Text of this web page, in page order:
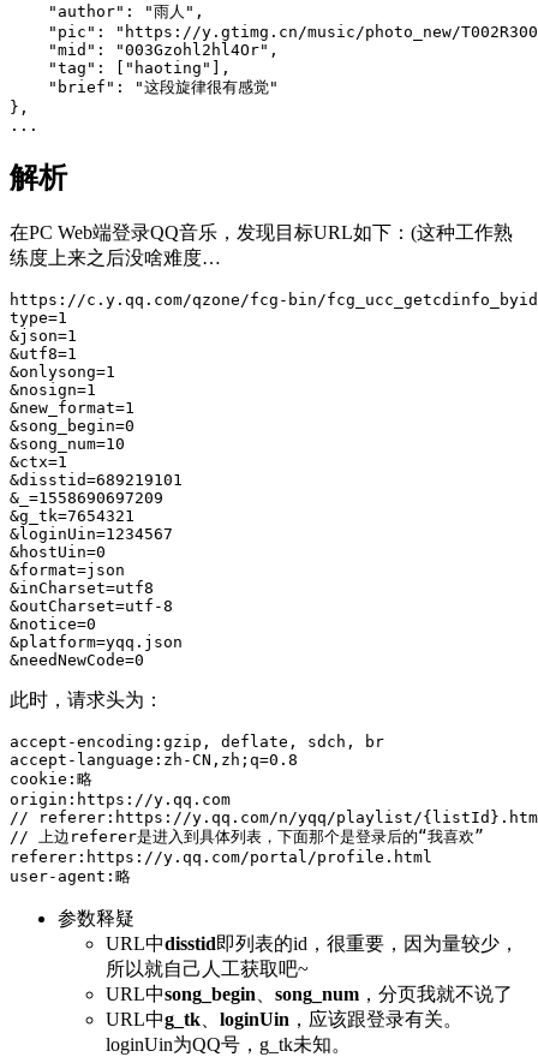
    "author": "雨人",
"pic": "https://y.gtimg.cn/music/photo_new/
    "mid": "003Gzohl2hl4Or",
    "tag": ["haoting"],
    "brief": "这段旋律很有感觉"
},
解析
在PC Web端登录QQ音乐，发现目标URL如下：(这种工作熟
练度上来之后没啥难度…
https://c.y.qq.com/qzone/fcg-bin/
type=1
&json=1
&utf8=1
&onlysong=1
&nosign=1
&new_format=1
&song_begin=0
&song_num=10
&ctx=1
&disstid=689219101
&_=1558690697209
&g_tk=7654321
&loginUin=1234567
&hostUin=0
&format=json
&inCharset=utf8
&outCharset=utf-8
&notice=0
&platform=yqq.json
此时，请求头为：
accept-encoding:gzip, deflate, sdch, br
accept-language:zh-CN,zh;q=0.8
cookie:略
origin:https://y.qq.com
// referer:https://y.qq.com/n/yqq/playlist/
// 上边referer是进入到具体列表，下面那个是登录后的“我喜欢”
referer:https://y.qq.com/portal/profile.html
参数释疑
URL中disstid即列表的id，很重要，因为量较少，
所以就自己人工获取吧~
URL中song_begin song_num ，分页我就不说了
URL中g_tk loginUin ，应该跟登录有关。
loginUin为QQ号，g_tk未知。